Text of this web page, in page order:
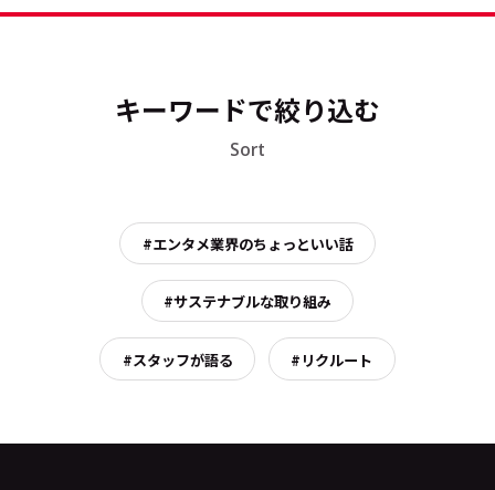
キーワードで絞り込む
Sort
#エンタメ業界のちょっといい話
#サステナブルな取り組み
#スタッフが語る #リクルート